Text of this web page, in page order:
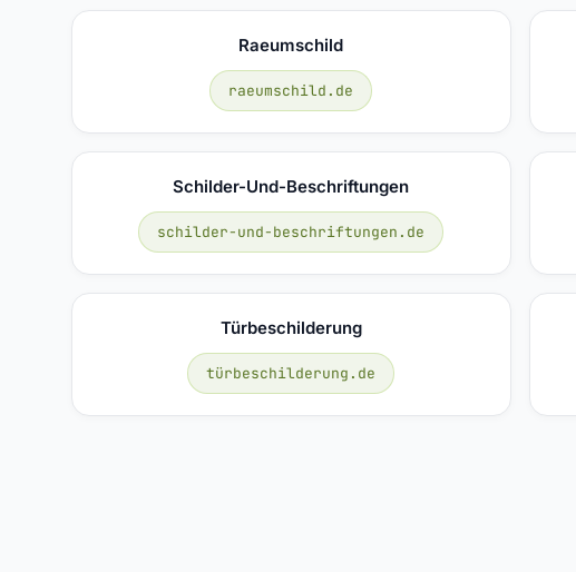
Raeumschild
raeumschild.de
Schilder-Und-Beschriftungen
schilder-und-beschriftungen.de
Türbeschilderung
türbeschilderung.de